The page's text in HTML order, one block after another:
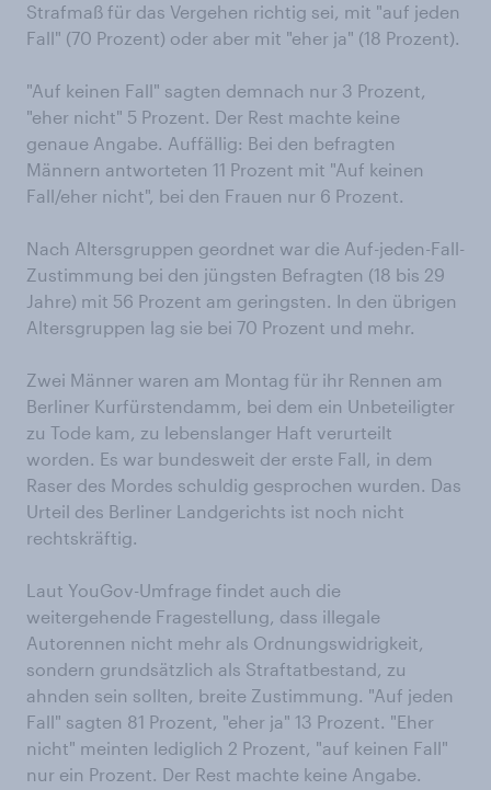
Strafmaß für das Vergehen richtig sei, mit "auf jeden
Fall" (70 Prozent) oder aber mit "eher ja" (18 Prozent).
"Auf keinen Fall" sagten demnach nur 3 Prozent,
"eher nicht" 5 Prozent. Der Rest machte keine
genaue Angabe. Auffällig: Bei den befragten
Männern antworteten 11 Prozent mit "Auf keinen
Fall/eher nicht", bei den Frauen nur 6 Prozent.
Nach Altersgruppen geordnet war die Auf-jeden-Fall-
Zustimmung bei den jüngsten Befragten (18 bis 29
Jahre) mit 56 Prozent am geringsten. In den übrigen
Altersgruppen lag sie bei 70 Prozent und mehr.
Zwei Männer waren am Montag für ihr Rennen am
Berliner Kurfürstendamm, bei dem ein Unbeteiligter
zu Tode kam, zu lebenslanger Haft verurteilt
worden. Es war bundesweit der erste Fall, in dem
Raser des Mordes schuldig gesprochen wurden. Das
Urteil des Berliner Landgerichts ist noch nicht
rechtskräftig.
Laut YouGov-Umfrage findet auch die
weitergehende Fragestellung, dass illegale
Autorennen nicht mehr als Ordnungswidrigkeit,
sondern grundsätzlich als Straftatbestand, zu
ahnden sein sollten, breite Zustimmung. "Auf jeden
Fall" sagten 81 Prozent, "eher ja" 13 Prozent. "Eher
nicht" meinten lediglich 2 Prozent, "auf keinen Fall"
nur ein Prozent. Der Rest machte keine Angabe.